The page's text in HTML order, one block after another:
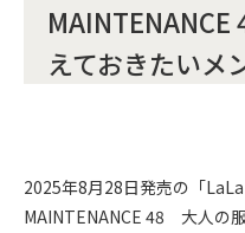
えておきたいメ
2025年8月28日発売の「
MAINTENANCE 48 大人の